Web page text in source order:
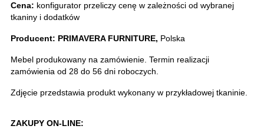
Cena: konfigurator przeliczy cenę w zależności od wybranej
tkaniny i dodatków
Producent: PRIMAVERA FURNITURE, Polska
Mebel produkowany na zamówienie. Termin realizacji
zamówienia od 28 do 56 dni roboczych.
Zdjęcie przedstawia produkt wykonany w przykładowej tkaninie.
ZAKUPY ON-LINE: